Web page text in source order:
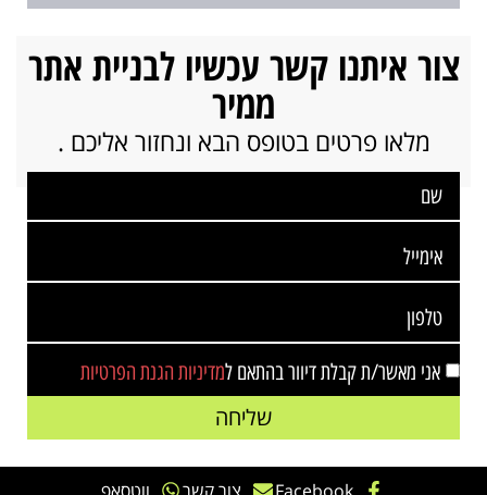
צור איתנו קשר עכשיו לבניית אתר
ממיר
מלאו פרטים בטופס הבא ונחזור אליכם .
אני מאשר/ת קבלת דיוור בהתאם למדיניות הגנת הפרטיות
שליחה